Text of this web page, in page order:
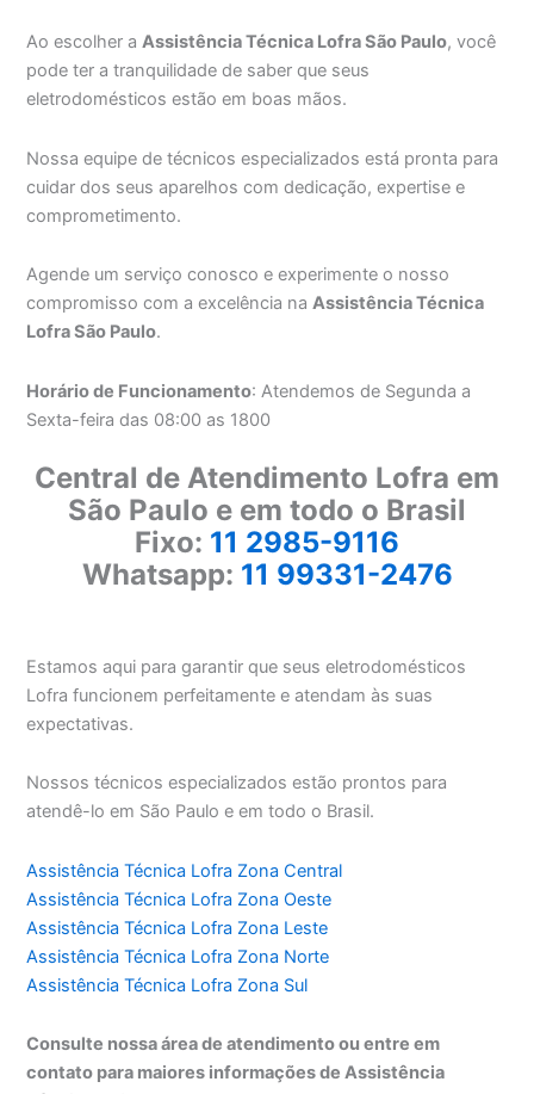
Ao escolher aAssistência Técnica Lofra São Paulo, você
pode ter a tranquilidade de saber que seus
eletrodomésticos estão em boas mãos.
Nossa equipe de técnicos especializados está pronta para
cuidar dos seus aparelhos com dedicação, expertise e
comprometimento.
Agende um serviço conosco e experimente o nosso
compromisso com a excelência naAssistência Técnica
Lofra São Paulo.
Horário de Funcionamento: Atendemos de Segunda a
Sexta-feira das 08:00 as 1800
Central de Atendimento Lofra em
São Paulo e em todo o Brasil
Fixo: 11 2985-9116
Whatsapp: 11 99331-2476
Estamos aqui para garantir que seus eletrodomésticos
Lofra funcionem perfeitamente e atendam às suas
expectativas.
Nossos técnicos especializados estão prontos para
atendê-lo em São Paulo e em todo o Brasil.
Assistência Técnica Lofra Zona Central
Assistência Técnica Lofra Zona Oeste
Assistência Técnica Lofra Zona Leste
Assistência Técnica Lofra Zona Norte
Assistência Técnica Lofra Zona Sul
Consulte nossa área de atendimento ou entre em
contato para maiores informações de Assistência